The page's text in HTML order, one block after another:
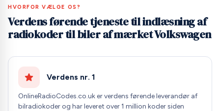
HVORFOR VÆLGE OS?
Verdens førende tjeneste til indlæsning af
radiokoder til biler af mærket Volkswagen
Verdens nr. 1
OnlineRadioCodes.co.uk er verdens førende leverandør af
bilradiokoder og har leveret over 1 million koder siden